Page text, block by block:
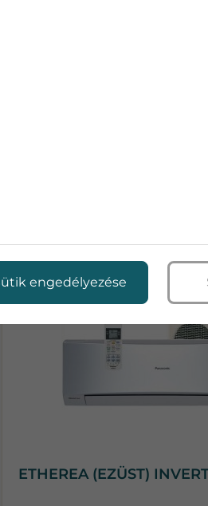
esetén!
egy életkörülményeire és
ETHEREA (EZÜST)
engedélyezése